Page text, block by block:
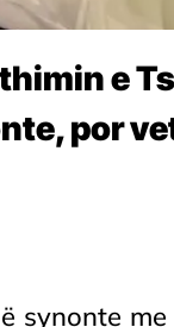
e
por
synonte